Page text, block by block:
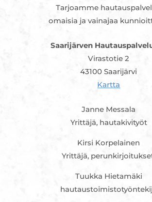
Tarjoamme
omaisia ja vainajaa
Saarijärven
Virastotie 2
43100 Saarijärvi
Kartta
Janne Messala
Yrittäjä, hautakivityöt
Kirsi Korpelainen
Yrittäjä,
Tuukka Hietamäki